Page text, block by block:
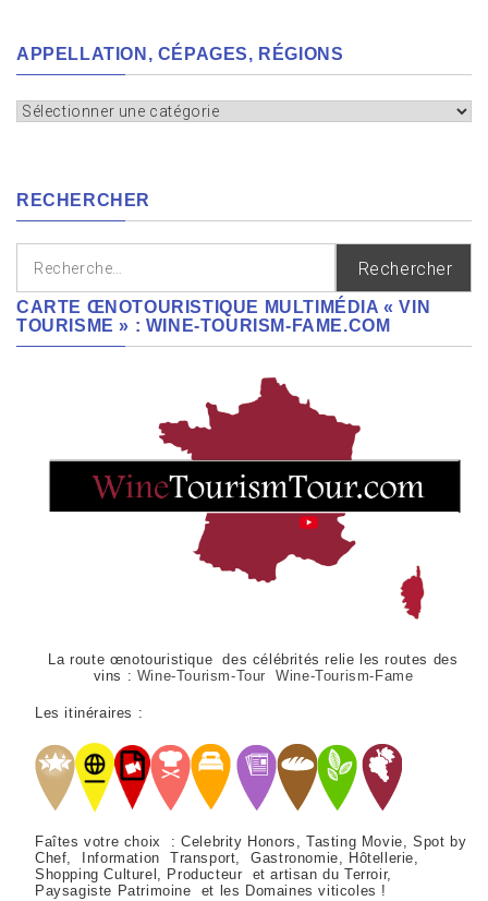
APPELLATION, CÉPAGES, RÉGIONS
Appellation,
RECHERCHER
CARTE ŒNOTOURISTIQUE MULTIMÉDIA « VIN
TOURISME » : WINE-TOURISM-FAME.COM
La route œnotouristique des célébrités relie les routes des
vins : Wine-Tourism-Tour Wine-Tourism-Fame
Les itinéraires :
Faîtes votre choix : Celebrity Honors, Tasting Movie, Spot by
Chef, Information Transport, Gastronomie, Hôtellerie,
Shopping Culturel, Producteur et artisan du Terroir,
Paysagiste Patrimoine et les Domaines viticoles !